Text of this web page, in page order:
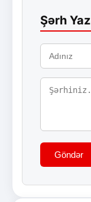
Şərh Yaz
Göndər